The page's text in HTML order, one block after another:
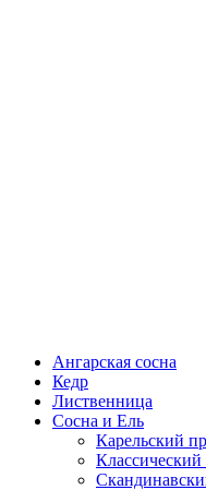
Ангарская сосна
Кедр
Лиственница
Сосна и Ель
Карельский